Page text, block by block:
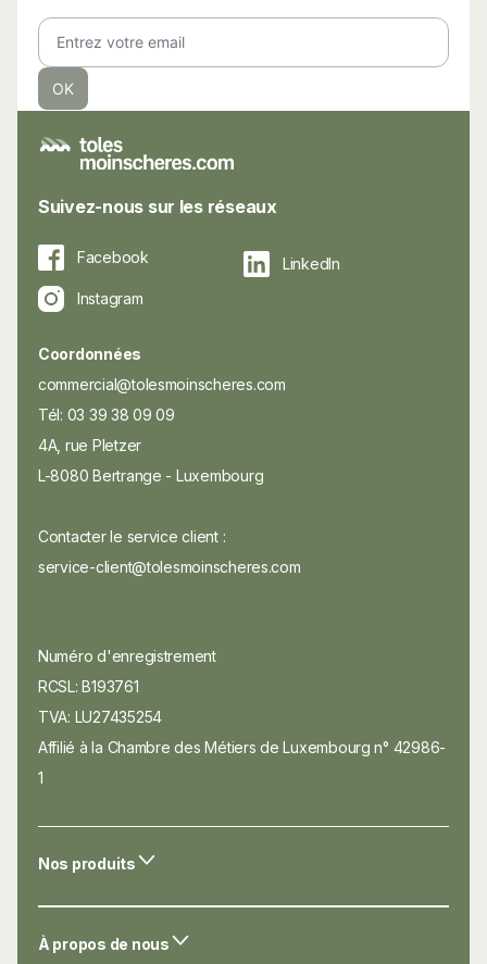
Suivez-nous sur les réseaux
Facebook
LinkedIn
Instagram
Coordonnées
commercial@tolesmoinscheres.com
Tél: 03 39 38 09 09
4A, rue Pletzer
L-8080 Bertrange - Luxembourg
Contacter le service client :
service-client@tolesmoinscheres.com
Numéro d'enregistrement
RCSL: B193761
TVA: LU27435254
Affilié à la Chambre des Métiers de Luxembourg n° 42986-
1
À propos de nous
Nos produits